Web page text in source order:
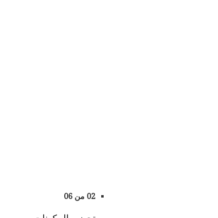
02 من 06